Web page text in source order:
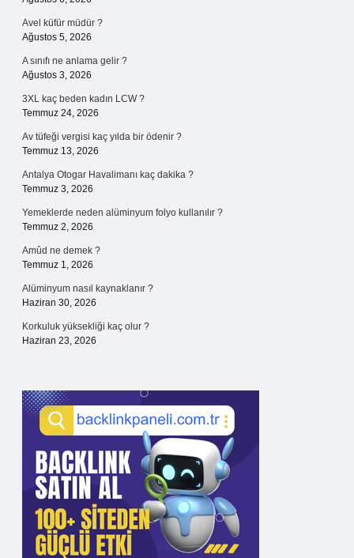
Avel küfür müdür ?
Ağustos 5, 2026
A sınıfı ne anlama gelir ?
Ağustos 3, 2026
3XL kaç beden kadın LCW ?
Temmuz 24, 2026
Av tüfeği vergisi kaç yılda bir ödenir ?
Temmuz 13, 2026
Antalya Otogar Havalimanı kaç dakika ?
Temmuz 3, 2026
Yemeklerde neden alüminyum folyo kullanılır ?
Temmuz 2, 2026
Amûd ne demek ?
Temmuz 1, 2026
Alüminyum nasıl kaynaklanır ?
Haziran 30, 2026
Korkuluk yüksekliği kaç olur ?
Haziran 23, 2026